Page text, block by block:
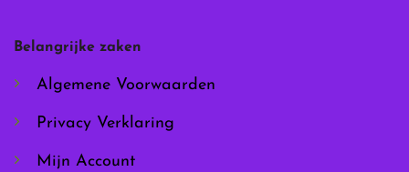
op
de
productpagina
Belangrijke zaken
Algemene Voorwaarden
Privacy Verklaring
Mijn Account